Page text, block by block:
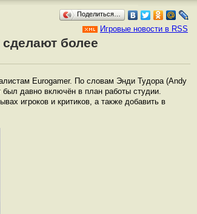
Поделиться…
Игровые новости в RSS
более
Eurogamer. По словам Энди Тудора (Andy
давно включён в план работы студии.
игроков и критиков, а также добавить в